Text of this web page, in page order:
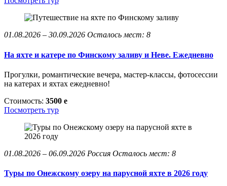
01.08.2026 – 30.09.2026 Осталось мест: 8
На яхте и катере по Финскому заливу и Неве. Ежедневно
Прогулки, романтические вечера, мастер-классы, фотосессии
на катерах и яхтах ежедневно!
Стоимость: 3500 e
Посмотреть тур
01.08.2026 – 06.09.2026 Россия Осталось мест: 8
Туры по Онежскому озеру на парусной яхте в 2026 году